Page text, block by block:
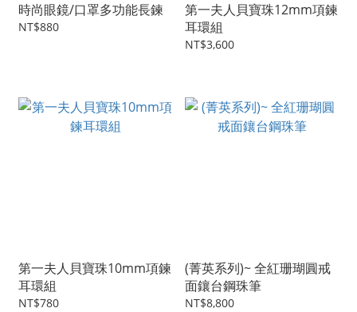
時尚眼鏡/口罩多功能長鍊
NT$880
第一夫人貝寶珠12mm項鍊
耳環組
NT$3,600
第一夫人貝寶珠10mm項鍊
耳環組
NT$780
(菁英系列)~ 全紅珊瑚圓戒
面鑲台鋼珠筆
NT$8,800